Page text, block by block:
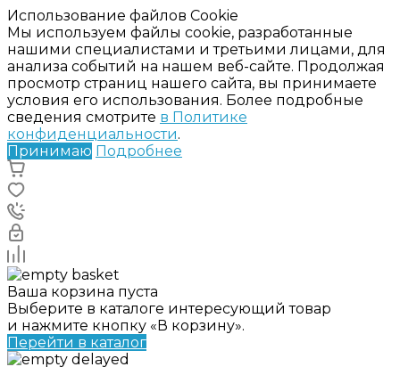
Использование файлов Cookie
Мы используем файлы cookie, разработанные
нашими специалистами и третьими лицами, для
анализа событий на нашем веб-сайте. Продолжая
просмотр страниц нашего сайта, вы принимаете
условия его использования. Более подробные
сведения смотрите в Политике
конфиденциальности.
Принимаю Подробнее
Ваша корзина пуста
Выберите в каталоге интересующий товар
и нажмите кнопку «В корзину».
Перейти в каталог